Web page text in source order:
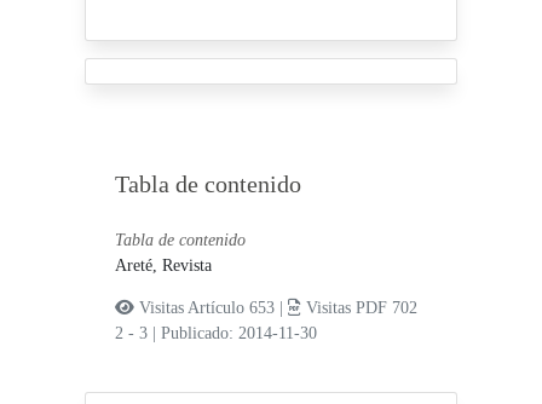
Tabla de contenido
Tabla de contenido
Areté, Revista
Visitas Artículo 653 |
Visitas PDF 702
2 - 3
|Publicado: 2014-11-30